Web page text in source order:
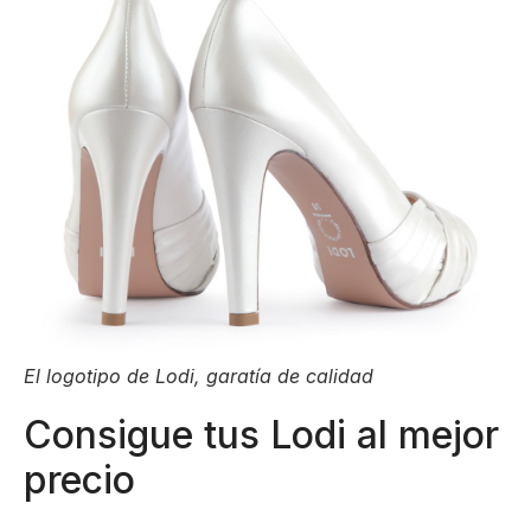
El logotipo de Lodi, garatía de calidad
Consigue tus Lodi al mejor
precio